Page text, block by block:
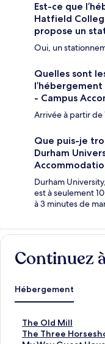
Est-ce que
Hatfield
propose un
Oui, un
Quelles sont
- Campus
Arrivée à partir de
Que puis-je
Durham
Durham
est à seulement
à 3 minutes de
Continuez
Hébergement
The Old Mill
T
h
The Three
T